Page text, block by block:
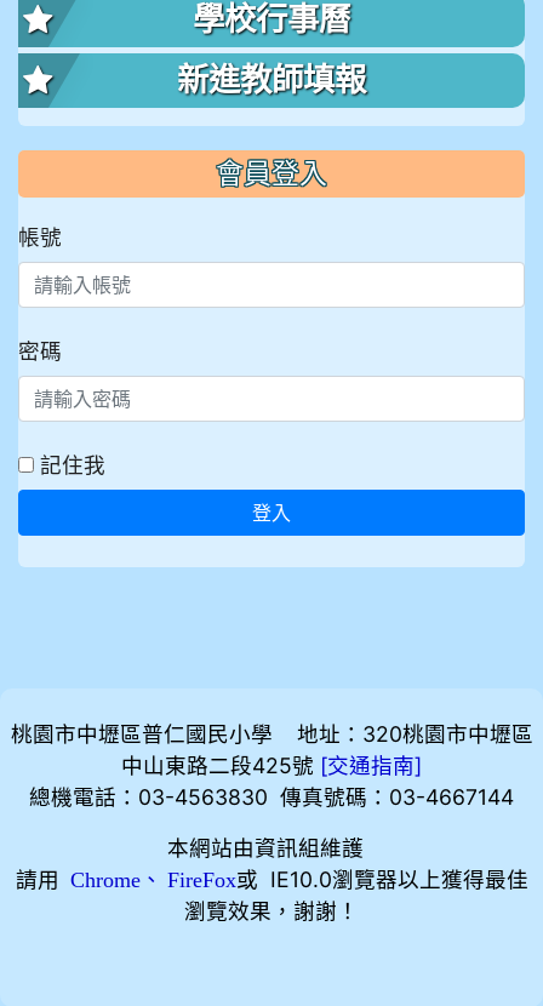
學校行事曆
新進教師填報
會員登入
帳號
密碼
記住我
登入
桃園市中壢區普仁國民小學 地址：320桃園市中壢區
中山東路二段425號 [交通指南]
總機電話：03-4563830 傳真號碼：03-4667144
本網站由資訊組維護
請用
Chrome、 FireFox或 IE10.0瀏覽器以上獲得最佳
瀏覽效果，謝謝！